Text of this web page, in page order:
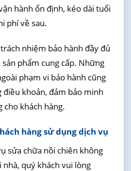
hành ổn định, kéo dài tuổi
phí về sau.
nhiệm bảo hành đầy đủ
phẩm cung cấp. Những
phạm vi bảo hành cũng
khoản, đảm bảo minh
cho khách hàng.
hàng sử dụng dịch vụ
sửa chữa nồi chiên không
nhà, quý khách vui lòng